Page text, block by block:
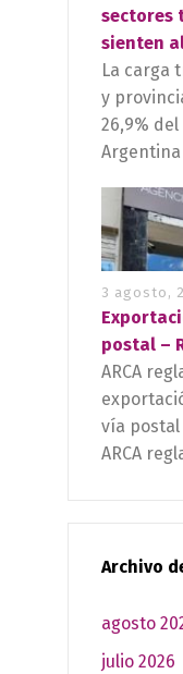
sectores
sienten
La carga
y
26,9%
3 agosto,
postal –
ARCA
vía
ARCA
Archivo
agosto
julio 2026